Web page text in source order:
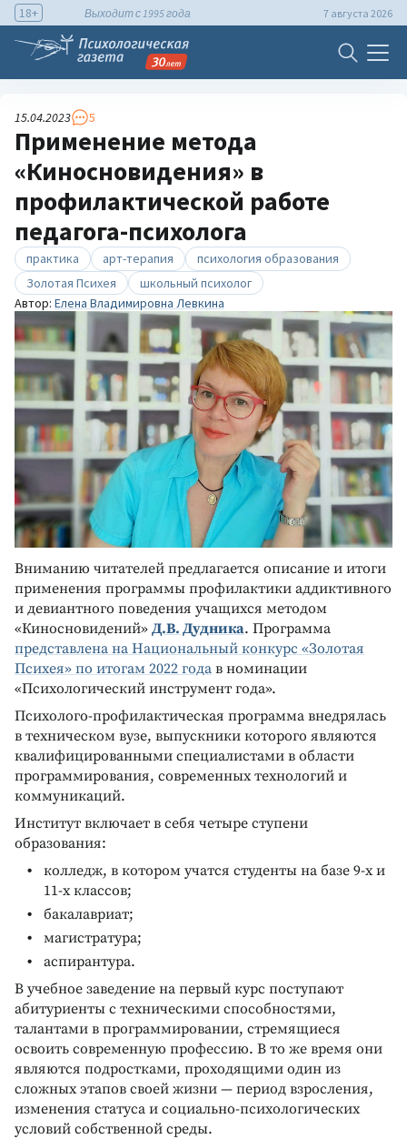
18+ Выходит с 1995 года 7 августа 2026
15.04.2023 5
Применение метода
«Киносновидения» в
профилактической работе
педагога-психолога
практика арт-терапия
психология образования
Золотая Психея
школьный психолог
Автор: Елена Владимировна Левкина
Вниманию читателей предлагается описание и итоги
применения программы профилактики аддиктивного
и девиантного поведения учащихся методом
«Киносновидений» Д.В. Дудника. Программа
представлена на Национальный конкурс «Золотая
Психея» по итогам 2022 года в номинации
«Психологический инструмент года».
Психолого-профилактическая программа внедрялась
в техническом вузе, выпускники которого являются
квалифицированными специалистами в области
программирования, современных технологий и
коммуникаций.
Институт включает в себя четыре ступени
образования:
колледж, в котором учатся студенты на базе 9-х и
11-х классов;
бакалавриат;
магистратура;
аспирантура.
В учебное заведение на первый курс поступают
абитуриенты с техническими способностями,
талантами в программировании, стремящиеся
освоить современную профессию. В то же время они
являются подростками, проходящими один из
сложных этапов своей жизни — период взросления,
изменения статуса и социально-психологических
условий собственной среды.